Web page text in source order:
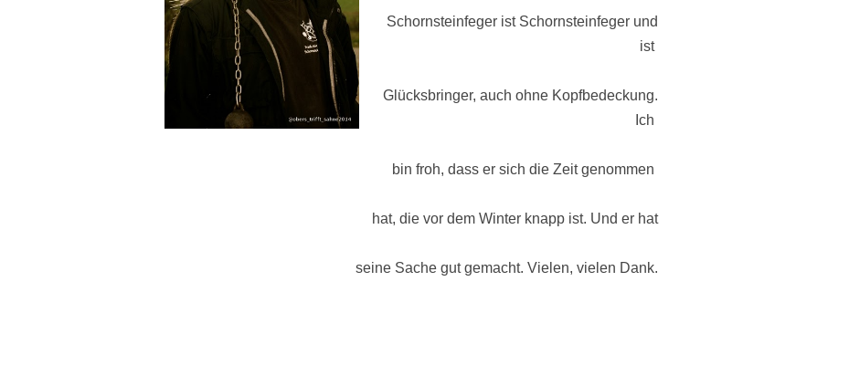
Schornsteinfeger ist Schornsteinfeger und
ist
Glücksbringer, auch ohne Kopfbedeckung.
Ich
bin froh, dass er sich die Zeit genommen
hat, die vor dem Winter knapp ist. Und er hat
seine Sache gut gemacht. Vielen, vielen Dank.